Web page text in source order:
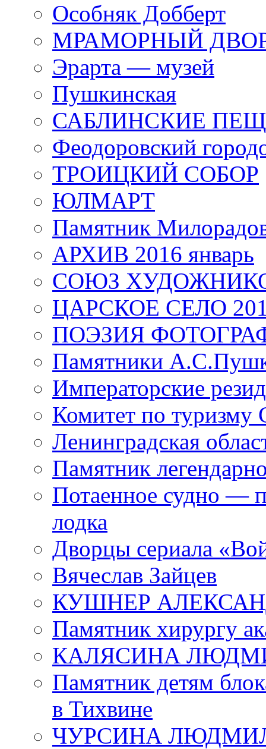
Особняк Добберт
МРАМОРНЫЙ
Эрарта — музей
Пушкинская
САБЛИНСКИЕ
Феодоровский
ТРОИЦКИЙ СОБОР
ЮЛМАРТ
Памятник
АРХИВ 2016 январь
СОЮЗ
ЦАРСКОЕ СЕЛО
ПОЭЗИЯ
Памятники
Императорские
Комитет по туризму
Ленинградская
Памятник
Потаенное судно —
лодка
Дворцы сериала
Вячеслав Зайцев
КУШНЕР
Памятник хирургу
КАЛЯСИНА
Памятник детям
в Тихвине
ЧУРСИНА